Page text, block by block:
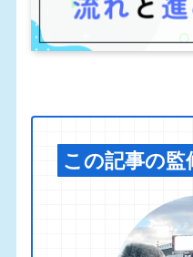
この記事の監